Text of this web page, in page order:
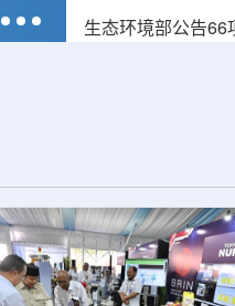
韩国忠清北道